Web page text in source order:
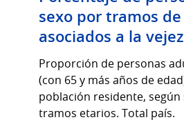
sexo por tramos
asociados a la
Proporción de personas
(con 65 y más años de
población residente, según
tramos etarios. Total país.